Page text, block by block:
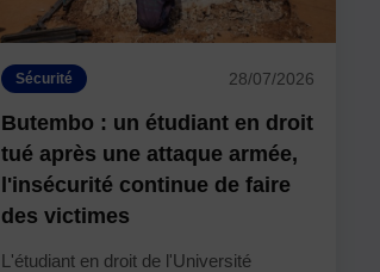
Sécurité 28/07/2026
Butembo : un étudiant en droit
tué après une attaque armée,
l'insécurité continue de faire
des victimes
L'étudiant en droit de l'Université